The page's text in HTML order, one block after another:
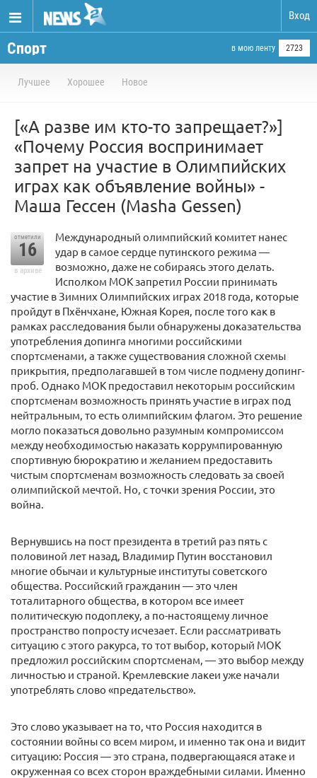
Вход
Спорт в мою ленту 2723
Лучшее Хорошее Новое
[«А разве им кто-то запрещает?»]
«Почему Россия воспринимает
запрет на участие в Олимпийских
играх как объявление войны» -
Маша Гессен (Masha Gessen)
отметили
16
в архиве
Международный олимпийский комитет нанес
удар в самое сердце путинского режима —
возможно, даже не собираясь этого делать.
Исполком МОК запретил России принимать
участие в Зимних Олимпийских играх 2018 года, которые
пройдут в Пхёнчхане, Южная Корея, после того как в
рамках расследования были обнаружены доказательства
употребления допинга многими российскими
спортсменами, а также существования сложной схемы
прикрытия, предполагавшей в том числе подмену допинг-
проб. Однако МОК предоставил некоторым российским
спортсменам возможность принять участие в играх под
нейтральным, то есть олимпийским флагом. Это решение
могло показаться довольно разумным компромиссом
между необходимостью наказать коррумпированную
спортивную бюрократию и желанием предоставить
чистым спортсменам возможность следовать за своей
олимпийской мечтой. Но, с точки зрения России, это
война.
Вернувшись на пост президента в третий раз пять с
половиной лет назад, Владимир Путин восстановил
многие обычаи и культурные институты советского
общества. Российский гражданин — это член
тоталитарного общества, в котором все имеет
политическую подоплеку, а по-настоящему личное
пространство попросту исчезает. Если рассматривать
ситуацию с этого ракурса, то тот выбор, который МОК
предложил российским спортсменам, — это выбор между
личностью и страной. Кремлевские лакеи уже начали
употреблять слово «предательство».
Это слово указывает на то, что Россия находится в
состоянии войны со всем миром, и именно так она и видит
ситуацию: Россия — это страна, подвергающаяся атаке и
окруженная со всех сторон враждебными силами. Именно